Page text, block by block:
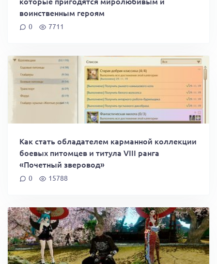
воинственным героям
0 7711
Как стать обладателем карманной коллекции
боевых питомцев и титула VIII ранга
«Почетный зверовод»
0 15788